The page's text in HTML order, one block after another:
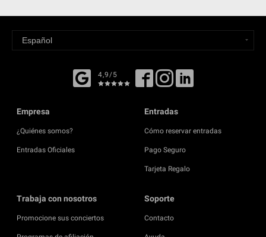
4,9/5
Empresa
¿Quiénes somos?
Entradas Oficiales
Entradas
Cómo reservar entradas
Pago Seguro
Tarjeta Regalo
Trabaja con nosotros
Promocione sus conciertos
Soporte
Contacto